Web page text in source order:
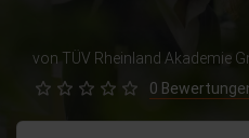
von TÜV Rheinland Akademie
0